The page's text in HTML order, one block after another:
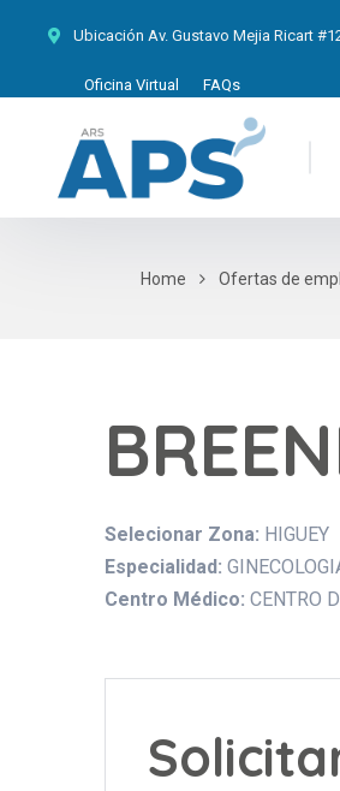
Ubicación Av. Gustavo Mejia Ricart
Oficina Virtual FAQs
Home Ofertas de
Selecionar Zona: HIGUEY
Especialidad:
Centro Médico: CENTRO